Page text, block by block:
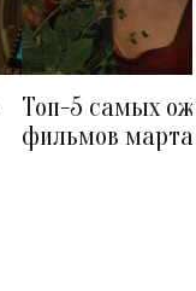
Топ-5 самых
фильмов